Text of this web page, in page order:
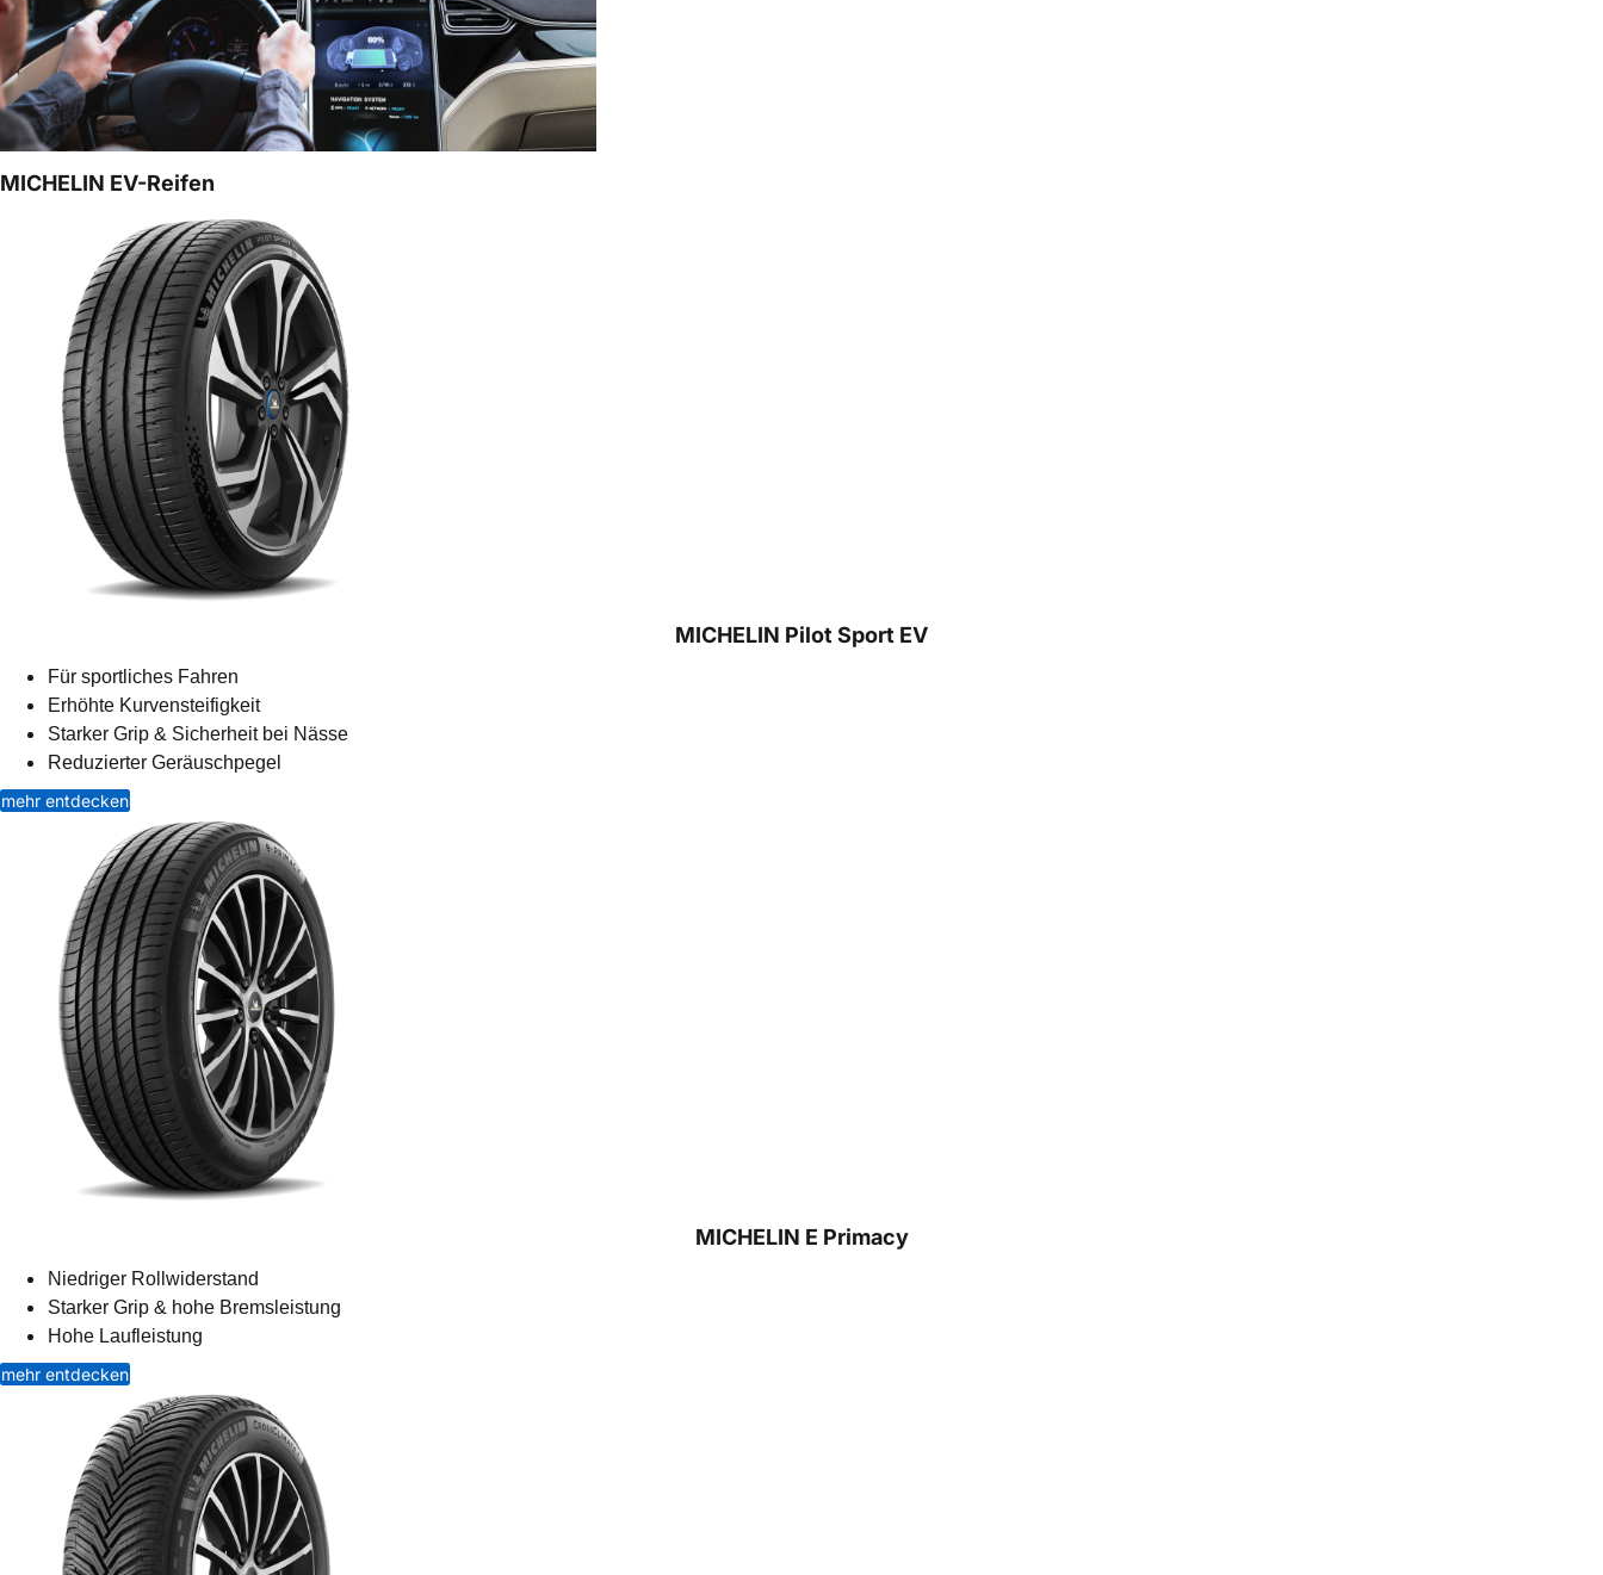
MICHELIN EV-Reifen
MICHELIN Pilot Sport EV
Für sportliches Fahren
Erhöhte Kurvensteifigkeit
Starker Grip & Sicherheit bei Nässe
Reduzierter Geräuschpegel
mehr entdecken
MICHELIN E Primacy
Niedriger Rollwiderstand
Starker Grip & hohe Bremsleistung
Hohe Laufleistung
mehr entdecken